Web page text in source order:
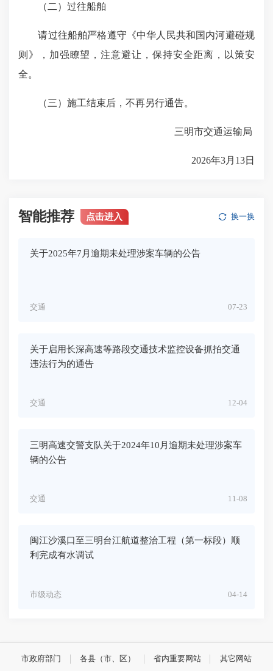
（二）过往船舶
请过往船舶严格遵守《中华人民共和国内河避碰规
则》，加强瞭望，注意避让，保持安全距离，以策安
全。
（三）施工结束后，不再另行通告。
三明市交通运输局
2026年3月13日
智能推荐 点击进入 换一换
关于2025年7月逾期未处理涉案车辆的公告
07-23
交通
关于启用长深高速等路段交通技术监控设备抓拍交通
违法行为的通告
12-04
交通
三明高速交警支队关于2024年10月逾期未处理涉案车
辆的公告
11-08
交通
闽江沙溪口至三明台江航道整治工程（第一标段）顺
利完成有水调试
04-14
市级动态
市政府部门 各县（市、区） 省内重要网站 其它网站